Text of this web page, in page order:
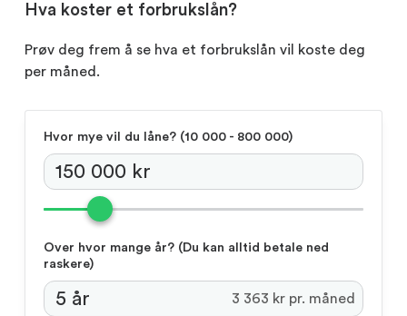
Hva koster et forbrukslån?
Prøv deg frem å se hva et forbrukslån vil koste deg
per måned.
Hvor mye vil du låne? (‍10 000 - 800 000)
Over hvor mange år? (Du kan alltid betale ned
raskere)
3 363 kr pr. måned